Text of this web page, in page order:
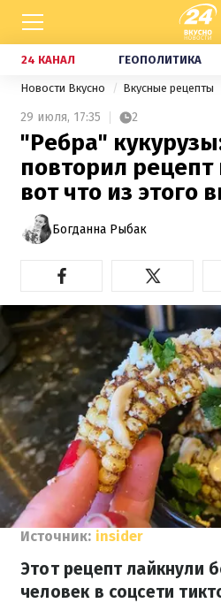
24 КАНАЛ ГЕОПОЛИТИКА
Новости Вкусно Вкусные рецепты
29 июля, 17:35 2
"Ребра"
повторил рецепт
вот что из этого
Богданна Рыбак
Источник: insider
Этот рецепт лайкнули
человек в соцсети